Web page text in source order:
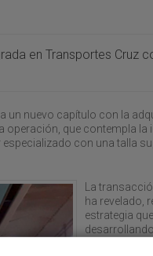
en Transportes Cruz
un nuevo capítulo con la
que contempla la
con una talla
La
ha revelado,
estrategia